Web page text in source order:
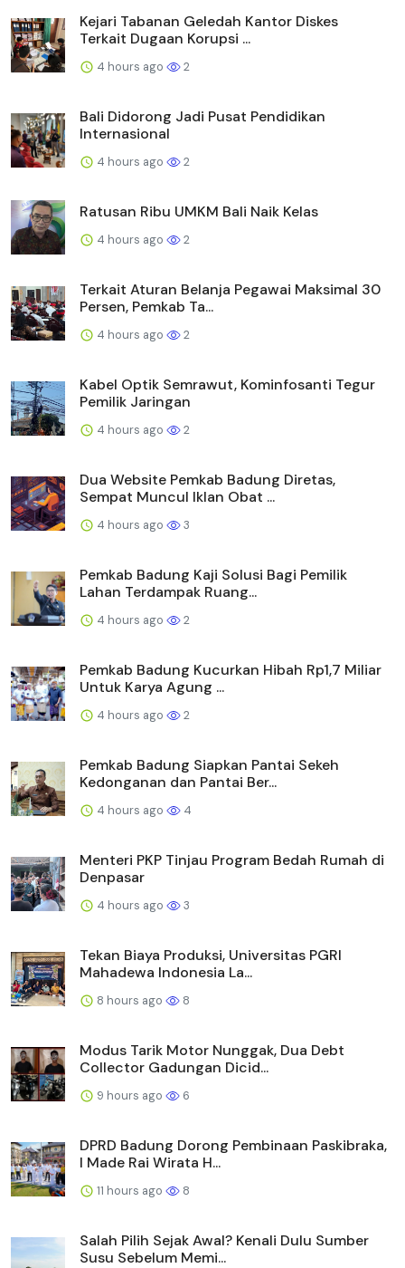
Kejari Tabanan Geledah Kantor Diskes
Terkait Dugaan Korupsi ...
4 hours ago 2
Bali Didorong Jadi Pusat Pendidikan
Internasional
4 hours ago 2
Ratusan Ribu UMKM Bali Naik Kelas
4 hours ago 2
Terkait Aturan Belanja Pegawai Maksimal 30
Persen, Pemkab Ta...
4 hours ago 2
Kabel Optik Semrawut, Kominfosanti Tegur
Pemilik Jaringan
4 hours ago 2
Dua Website Pemkab Badung Diretas,
Sempat Muncul Iklan Obat ...
4 hours ago 3
Pemkab Badung Kaji Solusi Bagi Pemilik
Lahan Terdampak Ruang...
4 hours ago 2
Pemkab Badung Kucurkan Hibah Rp1,7 Miliar
Untuk Karya Agung ...
4 hours ago 2
Pemkab Badung Siapkan Pantai Sekeh
Kedonganan dan Pantai Ber...
4 hours ago 4
Menteri PKP Tinjau Program Bedah Rumah di
Denpasar
4 hours ago 3
Tekan Biaya Produksi, Universitas PGRI
Mahadewa Indonesia La...
8 hours ago 8
Modus Tarik Motor Nunggak, Dua Debt
Collector Gadungan Dicid...
9 hours ago 6
DPRD Badung Dorong Pembinaan Paskibraka,
I Made Rai Wirata H...
11 hours ago 8
Salah Pilih Sejak Awal? Kenali Dulu Sumber
Susu Sebelum Memi...